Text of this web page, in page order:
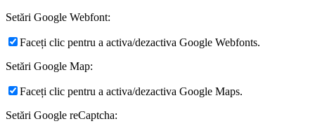
Setări Google Webfont:
Faceți clic pentru a activa/dezactiva Google Webfonts.
Setări Google Map:
Faceți clic pentru a activa/dezactiva Google Maps.
Setări Google reCaptcha: